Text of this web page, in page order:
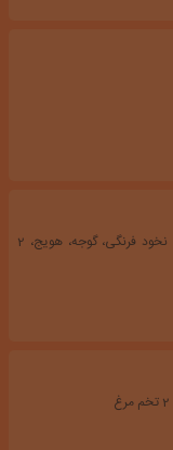
پیاز، فلفل دلمه، قارچ، ذرت، نخود فرنگی، گوجه، هویج، 2